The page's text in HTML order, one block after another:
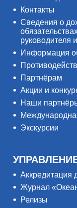
Контакты
Сведения о
руководителя
Информация
Партнёрам
Акции и
Наши
Экскурсии
Аккредитация
Журнал
Релизы